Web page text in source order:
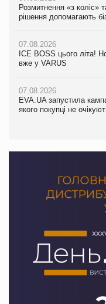
Розмитнення «з коліс»
рішення допомагають
07.08.2026
ICE BOSS цього літа!
вже у VARUS
07.08.2026
EVA.UA запустила
якого покупці не
07.08.2026
EVA.UA запустила
06.08.2026
Смачна новинка для
05.08.2026
Мережа супермаркетів
Kraft Heinz скоротила
Продажі Hugo Boss